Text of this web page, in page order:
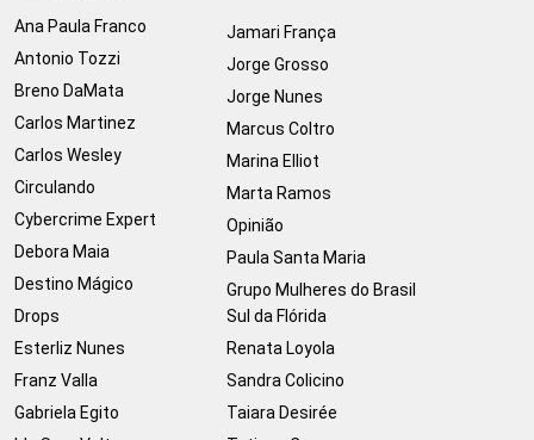
Ana Paula Franco
Antonio Tozzi
Breno DaMata
Carlos Martinez
Carlos Wesley
Circulando
Cybercrime Expert
Debora Maia
Destino Mágico
Drops
Esterliz Nunes
Franz Valla
Gabriela Egito
Jamari França
Jorge Grosso
Jorge Nunes
Marcus Coltro
Marina Elliot
Marta Ramos
Opinião
Paula Santa Maria
Grupo Mulheres do Brasil
Sul da Flórida
Renata Loyola
Sandra Colicino
Taiara Desirée